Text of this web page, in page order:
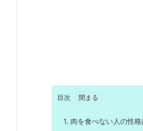
目次
1. 肉を食べない人の性